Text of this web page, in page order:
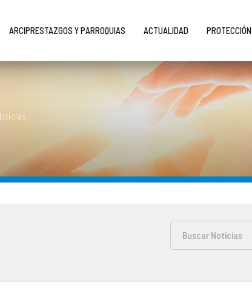
ARCIPRESTAZGOS Y PARROQUIAS ACTUALIDAD